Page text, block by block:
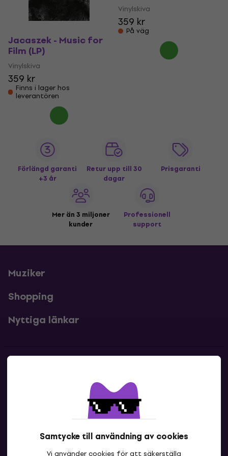
Samtycke till användning av cookies
Vi använder cookies för att säkerställa
Vinylskiva
359 kr
På väg
Jacaszek - Music for
Film (LP)
Vinylskiva
359 kr
Finns i lager hos
leverantören
Förlängd garanti
+3 år
Retur upp till 30
dagar
Prisgaranti
Mer än 3 miljoner
kunder
Professionell
support
Muziker
Shopping
Nyttiga länkar
Kontakta oss